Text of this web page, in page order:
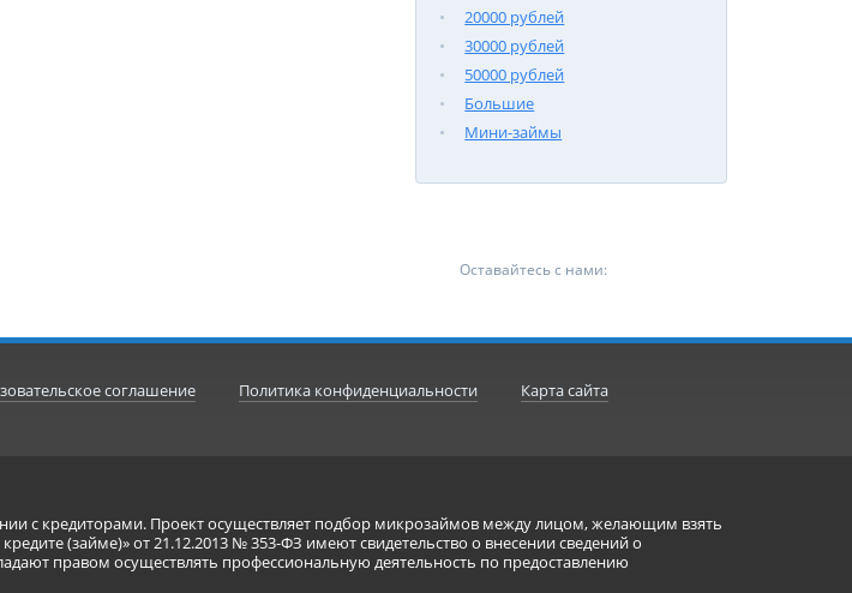
20000 рублей
30000 рублей
50000 рублей
Большие
Мини-займы
Оставайтесь с нами:
соглашение Политика конфиденциальности Карта сайта
с кредиторами. Проект осуществляет подбор микрозаймов между лицом, желающим взять
(займе)» от 21.12.2013 № 353-ФЗ имеют свидетельство о внесении сведений о
правом осуществлять профессиональную деятельность по предоставлению